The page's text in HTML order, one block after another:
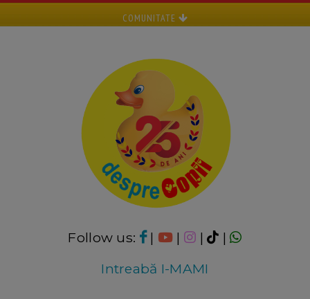
COMUNITATE
Follow us: | | |
|
Intreabă I-MAMI